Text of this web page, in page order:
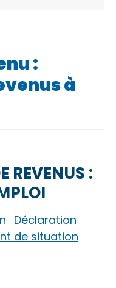
:
à
REVENUS :
Déclaration
de situation